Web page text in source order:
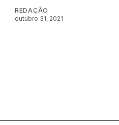
REDAÇÃO
outubro 31, 2021